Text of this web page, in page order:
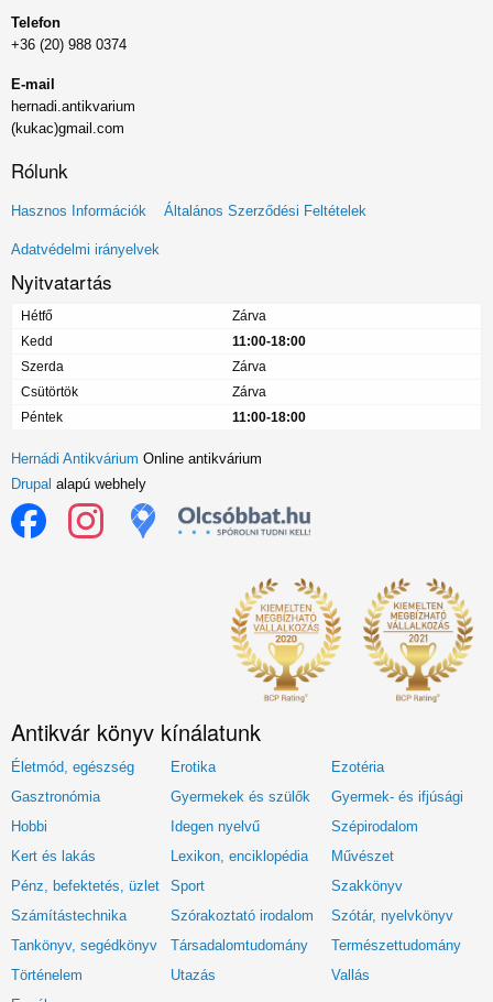
Telefon
+36 (20) 988 0374
E-mail
hernadi.antikvarium
(kukac)gmail.com
Rólunk
Lábléc
menü
Hasznos Információk Általános Szerződési Feltételek
Adatvédelmi irányelvek
Nyitvatartás
Hétfő
Zárva
Kedd
11:00-18:00
Szerda
Zárva
Csütörtök
Zárva
Péntek
11:00-18:00
Hernádi Antikvárium Online antikvárium
Drupal alapú webhely
Antikvár könyv kínálatunk
Életmód, egészség Erotika
Ezotéria
Gasztronómia
Gyermekek és szülők
Gyermek- és ifjúsági
Hobbi
Idegen nyelvű
Szépirodalom
Kert és lakás
Lexikon, enciklopédia
Művészet
Pénz, befektetés, üzlet
Sport
Szakkönyv
Számítástechnika
Szórakoztató irodalom
Szótár, nyelvkönyv
Tankönyv, segédkönyv
Társadalomtudomány
Természettudomány
Történelem
Utazás
Vallás